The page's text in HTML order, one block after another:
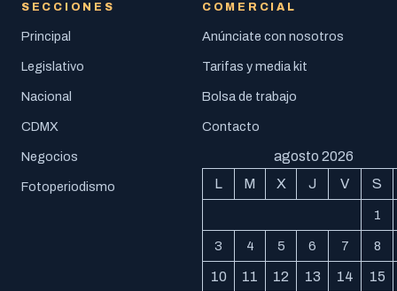
SECCIONES
Principal
Legislativo
Nacional
CDMX
Negocios
Fotoperiodismo
COMERCIAL
Anúnciate con nosotros
Tarifas y media kit
Bolsa de trabajo
Contacto
agosto 2026
L
M X J V S
1
3 4 5 6 7 8
10 11 12 13 14 15